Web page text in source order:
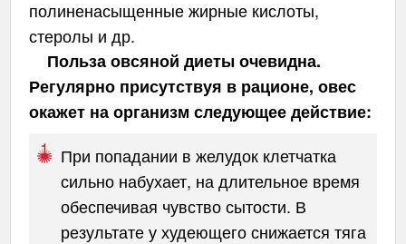
полиненасыщенные жирные кислоты,
стеролы и др.
Польза овсяной диеты очевидна.
Регулярно присутствуя в рационе, овес
окажет на организм следующее действие:
При попадании в желудок клетчатка
сильно набухает, на длительное время
обеспечивая чувство сытости. В
результате у худеющего снижается тяга